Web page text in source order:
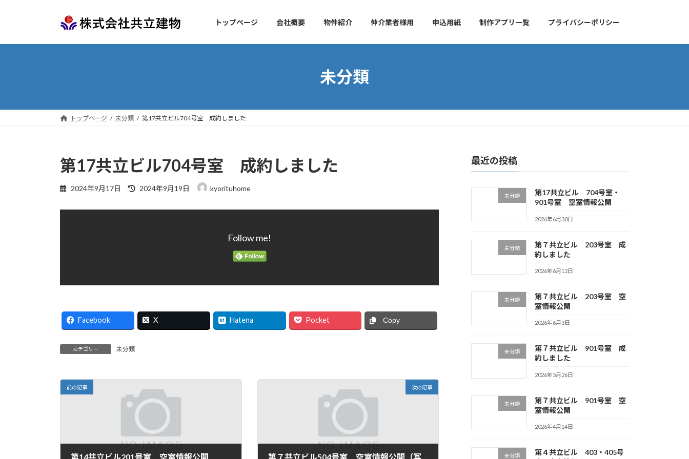
ン
ー
トップページ 会社概要 物件紹介 仲介業者様用 申込用紙 制作アプリ一覧 プライバシーポリシー
未分類
トップページ 未分類 第17共立ビル704号室 成約しました
第17共立ビル704号室 成約しました
2024年9月17日
最
2024年9月19日 kyorituhome
Follow me!
Facebook X Hatena Pocket Copy
カテゴリー 未分類
前の記事
第14共立ビル201号室 空室情報公開
次の記事
第７共立ビル504号室 空室情報公開（写真は後日掲載）
最近の投稿
未分類
第17共立ビル 704号室・
901号室 空室情報公開
2026年6月30日
未分類
第７共立ビル 203号室 成
約しました
2026年6月12日
未分類
第７共立ビル 203号室 空
室情報公開
2026年6月3日
未分類
第７共立ビル 901号室 成
約しました
2026年5月26日
未分類
第７共立ビル 901号室 空
室情報公開
2026年4月14日
未分類
第４共立ビル 403・405号